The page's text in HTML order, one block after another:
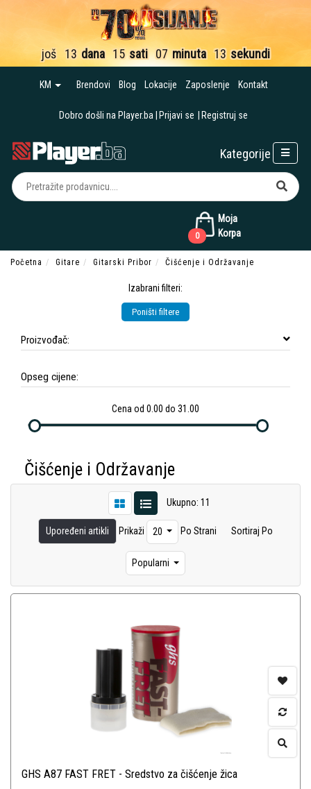
još 13 dana 15 sati 07 minuta 12 sekundi
KM Brendovi Blog Lokacije Zaposlenje Kontakt
Dobro došli na Player.ba Prijavi se Registruj se
Moja
Korpa
0
Kategorije
Početna Gitare Gitarski Pribor Čišćenje i Održavanje
Izabrani filteri:
Poništi filtere
Proizvođač:
Opseg cijene:
Cena od 0.00 do 31.00
Čišćenje i Održavanje
Ukupno: 11
Upoređeni artikli Prikaži 20 Po Strani Sortiraj Po
Popularni
GHS A87 FAST FRET - Sredstvo za čišćenje žica